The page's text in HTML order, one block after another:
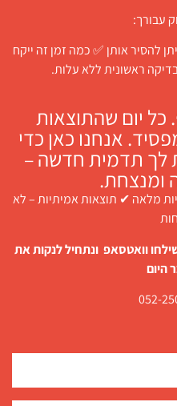
עבורך:
להסיר אותן ✅ כמה זמן זה ייקח
ראשונית ללא עלות.
יום שהתוצאות
אנחנו כאן כדי
לך תדמית חדשה –
ומנצחת.
מלאה ✔ תוצאות אמיתיות – לא
וואטסאפ ונתחיל לנקות את
היום